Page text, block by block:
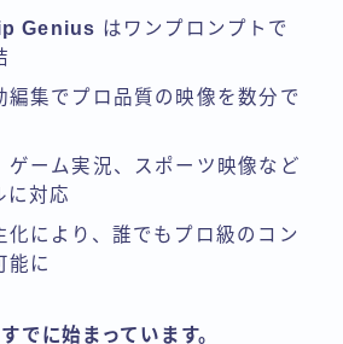
Genius はワンプロンプトで
編集でプロ品質の映像を数分で
ゲーム実況、スポーツ映像など
に対応
化により、誰でもプロ級のコン
能に
でに始まっています。